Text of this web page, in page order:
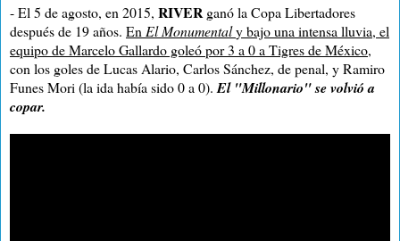
- El 5 de agosto, en 2015, RIVERganó la Copa Libertadores
después de 19 años. En El Monumentaly bajo una intensa lluvia, el
equipo de Marcelo Gallardo goleó por 3 a 0 a Tigres de México,
con los goles de Lucas Alario, Carlos Sánchez, de penal, y Ramiro
Funes Mori (la ida había sido 0 a 0). El "Millonario" se volvió a
copar.